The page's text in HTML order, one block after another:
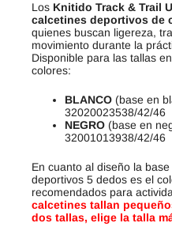
Los Knitido Track & Trail
calcetines deportivos de
quienes buscan ligereza,
movimiento durante la
Disponible para las tallas
colores:
BLANCO (base en
32020023538/42/46
NEGRO (base en
32001013938/42/46
En cuanto al diseño la
deportivos 5 dedos es el
recomendados para
calcetines tallan
dos tallas, elige la talla